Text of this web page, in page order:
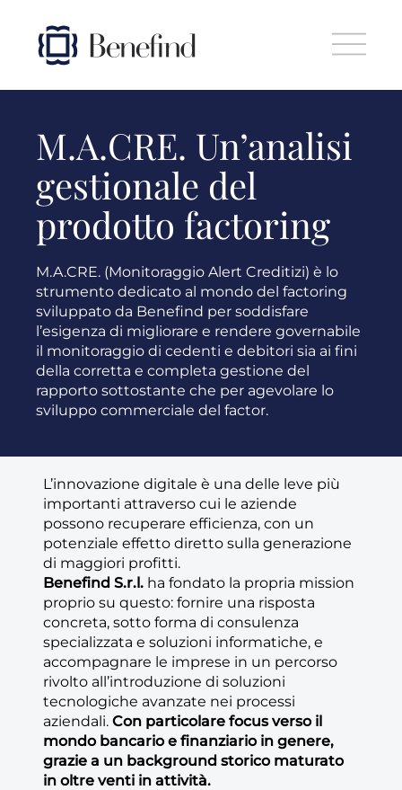
Skip to main content
M.A.CRE. Un’analisi
gestionale del
prodotto factoring
M.A.CRE. (Monitoraggio Alert Creditizi) è lo
strumento dedicato al mondo del factoring
sviluppato da Benefind per soddisfare
l’esigenza di migliorare e rendere governabile
il monitoraggio di cedenti e debitori sia ai fini
della corretta e completa gestione del
rapporto sottostante che per agevolare lo
sviluppo commerciale del factor.
L’innovazione digitale è una delle leve più
importanti attraverso cui le aziende
possono recuperare efficienza, con un
potenziale effetto diretto sulla generazione
di maggiori profitti.
Benefind S.r.l. ha fondato la propria mission
proprio su questo: fornire una risposta
concreta, sotto forma di consulenza
specializzata e soluzioni informatiche, e
accompagnare le imprese in un percorso
rivolto all’introduzione di soluzioni
tecnologiche avanzate nei processi
aziendali. Con particolare focus verso il
mondo bancario e finanziario in genere,
grazie a un background storico maturato
in oltre venti in attività.